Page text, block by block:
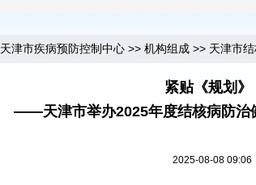
天津市疾病预防控制中心 >> 机构组成 >> 天津市
紧贴《规划
——天津市举办2025年度结核病防治
2025-08-08